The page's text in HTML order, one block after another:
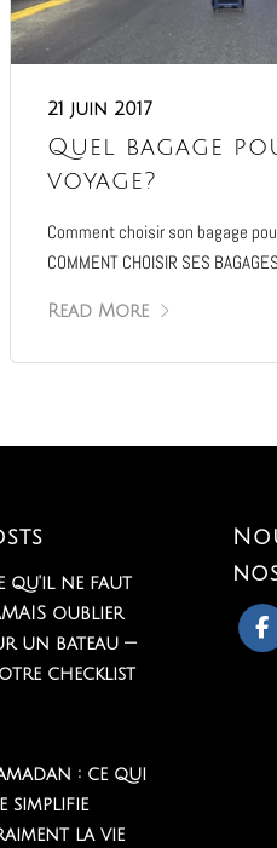
21 juin 2017
Quel bagage
voyage?
Comment choisir son bagage
COMMENT CHOISIR SES
Read More
qu'il ne faut
oublier
un bateau —
checklist
: ce qui
simplifie
la vie